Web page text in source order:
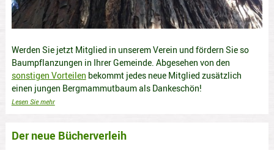
Werden Sie jetzt Mitglied in unserem Verein und fördern Sie so
Baumpflanzungen in Ihrer Gemeinde. Abgesehen von den
sonstigen Vorteilen bekommt jedes neue Mitglied zusätzlich
einen jungen Bergmammutbaum als Dankeschön!
Lesen Sie mehr
Der neue Bücherverleih